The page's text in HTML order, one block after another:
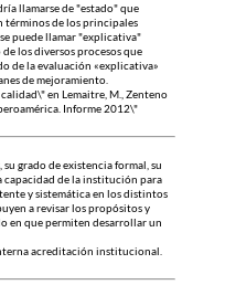
llamarse de "estado" que
términos de los principales
puede llamar "explicativa"
los diversos procesos que
de la evaluación «explicativa»
de mejoramiento.
en Lemaitre, M., Zenteno
Informe 2012\"
grado de existencia formal, su
capacidad de la institución para
y sistemática en los distintos
a revisar los propósitos y
en que permiten desarrollar un
acreditación institucional.